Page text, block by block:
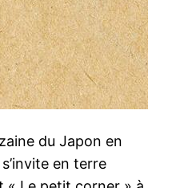
du Japon en
en terre